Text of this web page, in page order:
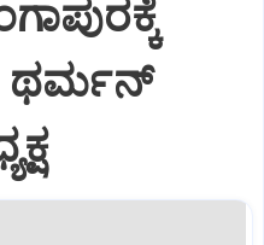
ಥರ್ಮನ್‌